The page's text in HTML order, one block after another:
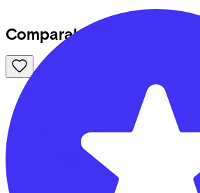
Comparable bikes